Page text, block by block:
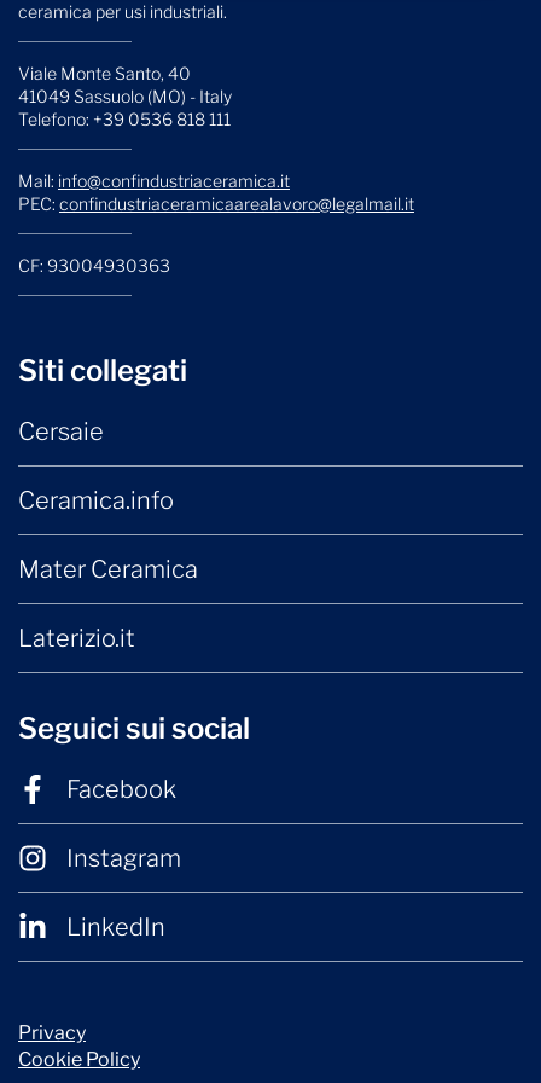
ceramica per usi industriali.
Viale Monte Santo, 40
41049 Sassuolo (MO) - Italy
Telefono: +39 0536 818 111
Mail: info@confindustriaceramica.it
PEC: confindustriaceramicaarealavoro@legalmail.it
CF: 93004930363
Siti collegati
Cersaie
Ceramica.info
Mater Ceramica
Laterizio.it
Seguici sui social
Facebook
Instagram
LinkedIn
Privacy
Cookie Policy